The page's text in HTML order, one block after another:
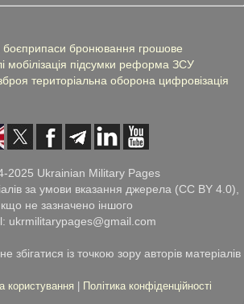
боєприпаси бронювання грошове
мобілізація підсумки реформа ЗСУ
територіальна оборона цифровізація
2025 Ukrainian Military Pages
за умови вказання джерела (CC BY 4.0),
не зазначено іншого
ukrmilitarypages@gmail.com
збігатися із точкою зору авторів матеріалів
користування Політика конфіденційності